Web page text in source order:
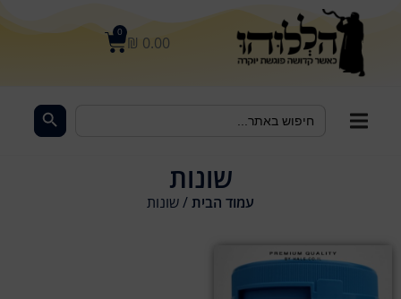
₪ 0.00
0
for:
שונות
עמוד הבית/ שונות